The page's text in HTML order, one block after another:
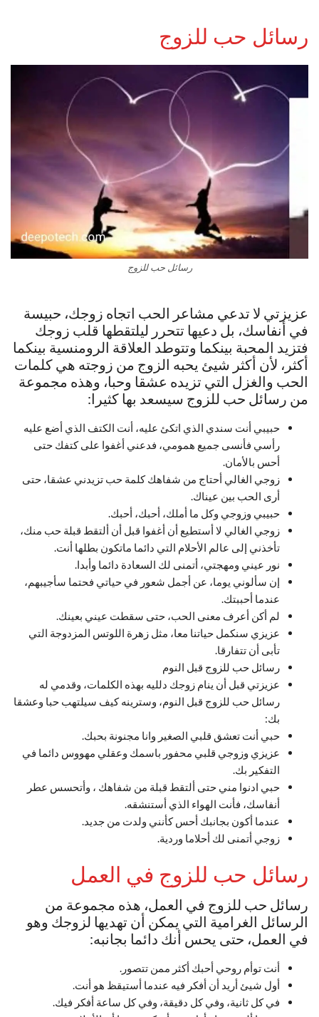
رسائل حب للزوج
رسائل حب للزوج
عزيزتي لا تدعي مشاعر الحب اتجاه زوجك، حبيسة
في أنفاسك، بل دعيها تتحرر ليلتقطها قلب زوجك
فتزيد المحبة بينكما وتتوطد العلاقة الرومنسية بينكما
أكثر، لأن أكثر شيئ يحبه الزوج من زوجته هي كلمات
الحب والغزل التي تزيده عشقا وحبا، وهذه مجموعة
من رسائل حب للزوج سيسعد بها كثيرا:
حبيبي أنت سندي الذي اتكئ عليه، أنت الكتف الذي أضع عليه
رأسي فأنسى جميع همومي، فدعني أغفوا على كتفك حتى
أحس بالأمان.
زوجي الغالي أحتاج من شفاهك كلمة حب تزيدني عشقا، حتى
أرى الحب بين عيناك.
حبيبي وزوجي وكل ما أملك، أحبك، أحبك.
زوجي الغالي لا أستطيع أن أغفوا قبل أن ألتقط قبلة حب منك،
تأخذني إلى عالم الأحلام التي دائما ماتكون بطلها أنت.
نور عيني ومهجتي، أتمنى لك السعادة دائما وأبدا.
إن سألوني يوما، عن أجمل شعور في حياتي فحتما سأجيبهم،
عندما أحببتك.
لم أكن أعرف معنى الحب، حتى سقطت عيني بعينك.
عزيزي سنكمل حياتنا معا، مثل زهرة اللوتس المزدوجة التي
تأبى أن تتفارقا.
رسائل حب للزوج قبل النوم
عزيزتي قبل أن ينام زوجك دلليه بهذه الكلمات، وقدمي له
رسائل حب للزوج قبل النوم، وسترينه كيف سيلتهب حبا وعشقا
بك:
حبي أنت تعشق قلبي الصغير وانا مجنونة بحبك.
عزيزي وزوجي قلبي محفور باسمك وعقلي مهووس دائما في
التفكير بك.
حبي ادنوا مني حتى ألتقط قبلة من شفاهك ، وأتحسس عطر
أنفاسك، فأنت الهواء الذي أستنشقه.
عندما أكون بجانبك أحس كأنني ولدت من جديد.
زوجي أتمنى لك أحلاما وردية.
رسائل حب للزوج في العمل
رسائل حب للزوج في العمل، هذه مجموعة من
الرسائل الغرامية التي يمكن أن تهديها لزوجك وهو
في العمل، حتى يحس أنك دائما بجانبه:
أنت توأم روحي أحبك أكثر ممن تتصور.
أول شيئ أريد أن أفكر فيه عندما أستيقظ هو أنت.
في كل ثانية، وفي كل دقيقة، وفي كل ساعة أفكر فيك.